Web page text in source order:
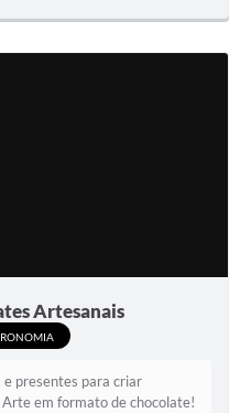
Artesanais
presentes para criar
em formato de chocolate!